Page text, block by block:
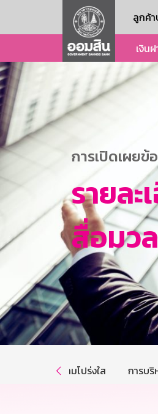
ลูกค้
เงิน
การเปิดเผยข้
รายล
สื่อมว
การส่งเสริมความโปร่งใส การบริ
